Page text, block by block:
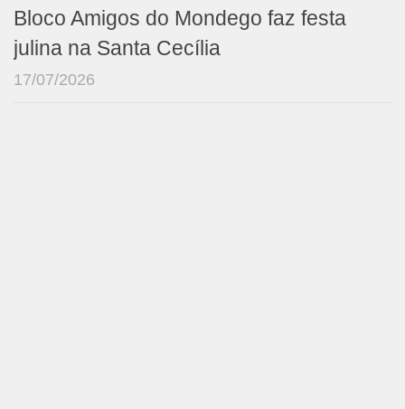
Bloco Amigos do Mondego faz festa
julina na Santa Cecília
17/07/2026